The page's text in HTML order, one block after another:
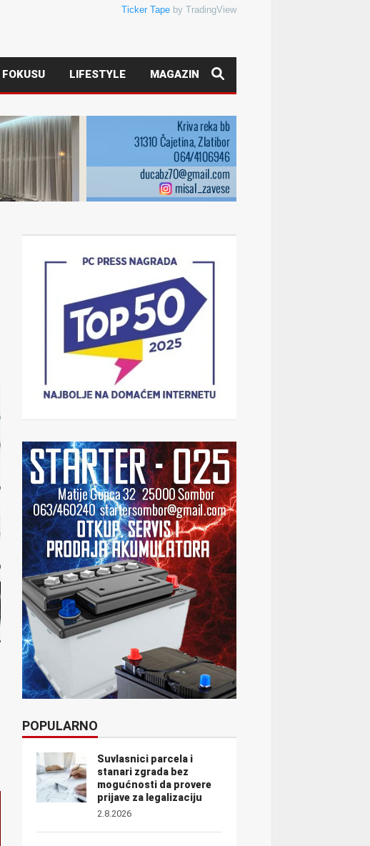
Ticker Tape by TradingView
FOKUSU LIFESTYLE MAGAZIN
POPULARNO
Suvlasnici parcela i
stanari zgrada bez
mogućnosti da provere
prijave za legalizaciju
2.8.2026